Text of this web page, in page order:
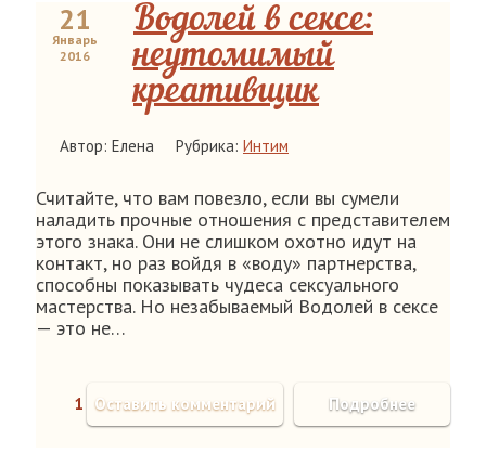
21
Январь
2016
Водолей в сексе:
неутомимый
креативщик
Автор: Елена Рубрика: Интим
Считайте, что вам повезло, если вы сумели
наладить прочные отношения с представителем
этого знака. Они не слишком охотно идут на
контакт, но раз войдя в «воду» партнерства,
способны показывать чудеса сексуального
мастерства. Но незабываемый Водолей в сексе
— это не…
1 Подробнее
Оставить комментарий